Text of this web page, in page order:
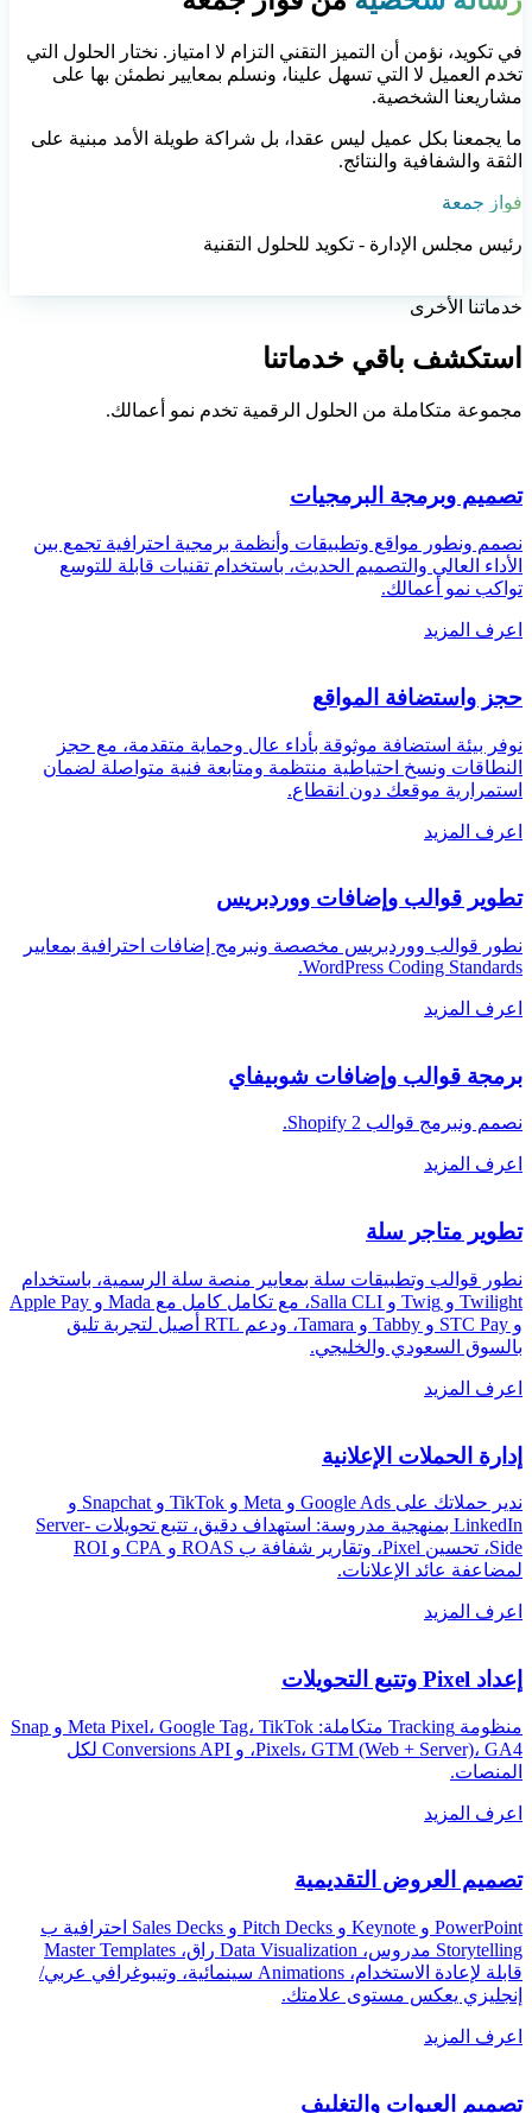
في تكويد، نؤمن أن التميز التقني التزام لا امتياز . نختار الحلول التي
تخدم العميل لا التي تسهل علينا، ونسلم بمعايير نطمئن بها على
مشاريعنا الشخصية.
ما يجمعنا بكل عميل ليس عقدا، بل شراكة طويلة الأمد مبنية على
الثقة والشفافية والنتائج.
فواز جمعة
رئيس مجلس الإدارة - تكويد للحلول التقنية
خدماتنا الأخرى
استكشف باقي خدماتنا
مجموعة متكاملة من الحلول الرقمية تخدم نمو أعمالك.
تصميم وبرمجة البرمجيات
نصمم ونطور مواقع وتطبيقات وأنظمة برمجية احترافية تجمع بين
الأداء العالي والتصميم الحديث، باستخدام تقنيات قابلة للتوسع
تواكب نمو أعمالك.
اعرف المزيد
حجز واستضافة المواقع
نوفر بيئة استضافة موثوقة بأداء عال وحماية متقدمة، مع حجز
النطاقات ونسخ احتياطية منتظمة ومتابعة فنية متواصلة لضمان
استمرارية موقعك دون انقطاع.
اعرف المزيد
تطوير قوالب وإضافات ووردبريس
نطور قوالب ووردبريس مخصصة ونبرمج إضافات احترافية بمعايير
WordPress Coding Standards
.
اعرف المزيد
برمجة قوالب وإضافات شوبيفاي
نصمم ونبرمج قوالب Shopify 2 .
اعرف المزيد
تطوير متاجر سلة
نطور قوالب وتطبيقات سلة بمعايير منصة سلة الرسمية، باستخدام
Twilight و Twig و Salla CLI، مع تكامل كامل مع Mada و Apple Pay
و STC Pay و Tabby و Tamara، ودعم RTL أصيل لتجربة تليق
بالسوق السعودي والخليجي.
اعرف المزيد
إدارة الحملات الإعلانية
ندير حملاتك على Google Ads و Meta و TikTok و Snapchat و
LinkedIn بمنهجية مدروسة: استهداف دقيق، تتبع تحويلات Server-
Side، تحسين Pixel، وتقارير شفافة ب ROAS و CPA و ROI
لمضاعفة عائد الإعلانات.
اعرف المزيد
إعداد Pixel وتتبع التحويلات
منظومة Tracking متكاملة: Meta Pixel، Google Tag، TikTok و Snap
Pixels، GTM (Web + Server)، GA4، و Conversions API لكل
المنصات.
اعرف المزيد
تصميم العروض التقديمية
PowerPoint و Keynote و Pitch Decks و Sales Decks احترافية ب
Storytelling مدروس، Data Visualization راق، Master Templates
قابلة لإعادة الاستخدام، Animations سينمائية، وتيبوغرافي عربي/
إنجليزي يعكس مستوى علامتك.
اعرف المزيد
تصميم العبوات والتغليف